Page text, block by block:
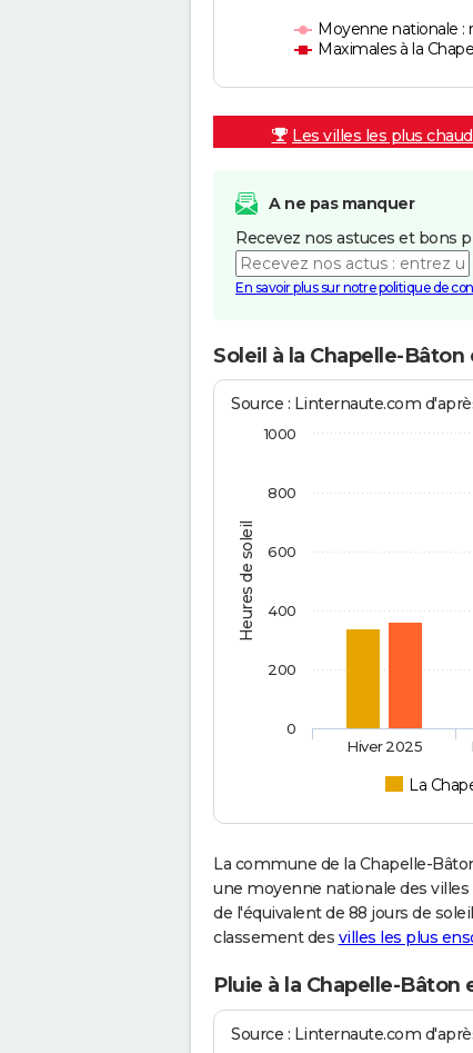
Moyenne nationale :
Maximales à la
Les villes les plus
A ne pas manquer
Recevez nos astuces et bons
En savoir plus sur notre politique de
Soleil à la Chapelle-Bâton
Heures de soleil
Source : Linternaute.com
La
Hiver 2025
0
200
400
600
800
1000
La commune de la Chapelle-
une moyenne nationale des villes
de l'équivalent de 88 jours de
classement des villes les plus
Pluie à la Chapelle-Bâton
Source : Linternaute.com